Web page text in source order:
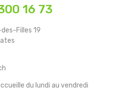
16 73
Filles 19
du lundi au vendredi